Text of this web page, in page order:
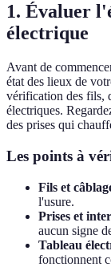
1. Évaluer
électrique
Avant de
état des lieux de
vérification des fils,
électriques.
des prises qui
Les points à
Fils et
l'usure.
Prises et
aucun signe
Tableau
fonctionnent